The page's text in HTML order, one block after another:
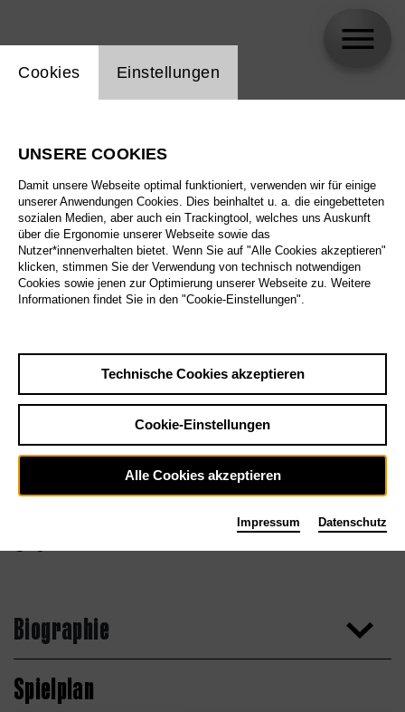
Biographie
Spielplan
Einstellung Website Cookie
Cookies Einstellungen
UNSERE COOKIES
Damit unsere Webseite optimal funktioniert, verwenden wir für einige
unserer Anwendungen Cookies. Dies beinhaltet u. a. die eingebetteten
sozialen Medien, aber auch ein Trackingtool, welches uns Auskunft
über die Ergonomie unserer Webseite sowie das
Nutzer*innenverhalten bietet. Wenn Sie auf "Alle Cookies akzeptieren"
klicken, stimmen Sie der Verwendung von technisch notwendigen
Cookies sowie jenen zur Optimierung unserer Webseite zu. Weitere
Informationen findet Sie in den "Cookie-Einstellungen".
Technische Cookies akzeptieren
Cookie-Einstellungen
Alle Cookies akzeptieren
Impressum Datenschutz